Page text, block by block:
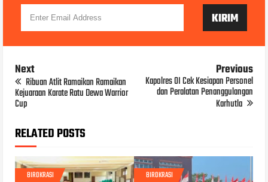
Next
Ribuan Atlit Ramaikan Ramaikan
Kejuaraan Karate Ratu Dewa Warrior
Cup
Previous
Kapolres OI Cek Kesiapan Personel
dan Peralatan Penanggulangan
Karhutla
RELATED POSTS
BIROKRASI BIROKRASI